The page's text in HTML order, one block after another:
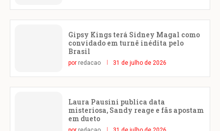
Gipsy Kings terá Sidney Magal como
convidado em turnê inédita pelo
Brasil
por redacao 31 de julho de 2026
Laura Pausini publica data
misteriosa, Sandy reage e fãs apostam
em dueto